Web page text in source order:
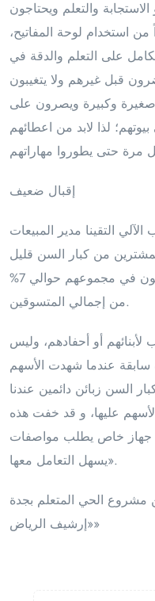
والتعلم ويحتاجون
من استخدام لوحة المفاتيح،
على التعلم والدقة في
قبل غيرهم ولا يتغيبون
صغيرة وكبيرة ويصرون على
لذا لابد من اعطائهم
إقبال ضعيف
التقينا مدير المبيعات
من كبار السن قليل
جداً قياساً على الشباب، وربما يشكلون في مجموعهم حوالي 7%
من إجمالي المتسوقين.
أو أحفادهم، وليس
عندما شهدت الأسهم
السن زبائن دائمين عندنا
عليها، و قد خفت هذه
جهاز خاص يطلب مواصفات
يسهل التعامل معها».
الحي المتعلم بجدة
«إرشيف الرياض»